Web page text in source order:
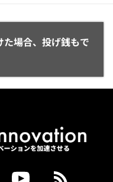
場合、投げ銭もで